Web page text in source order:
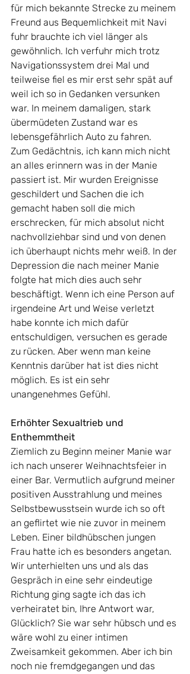
für mich bekannte Strecke zu meinem
Freund aus Bequemlichkeit mit Navi
fuhr brauchte ich viel länger als
gewöhnlich. Ich verfuhr mich trotz
Navigationssystem drei Mal und
teilweise fiel es mir erst sehr spät auf
weil ich so in Gedanken versunken
war. In meinem damaligen, stark
übermüdeten Zustand war es
lebensgefährlich Auto zu fahren.
Zum Gedächtnis, ich kann mich nicht
an alles erinnern was in der Manie
passiert ist. Mir wurden Ereignisse
geschildert und Sachen die ich
gemacht haben soll die mich
erschrecken, für mich absolut nicht
nachvollziehbar sind und von denen
ich überhaupt nichts mehr weiß. In der
Depression die nach meiner Manie
folgte hat mich dies auch sehr
beschäftigt. Wenn ich eine Person auf
irgendeine Art und Weise verletzt
habe konnte ich mich dafür
entschuldigen, versuchen es gerade
zu rücken. Aber wenn man keine
Kenntnis darüber hat ist dies nicht
möglich. Es ist ein sehr
unangenehmes Gefühl.
Erhöhter Sexualtrieb und
Enthemmtheit
Ziemlich zu Beginn meiner Manie war
ich nach unserer Weihnachtsfeier in
einer Bar. Vermutlich aufgrund meiner
positiven Ausstrahlung und meines
Selbstbewusstsein wurde ich so oft
an geflirtet wie nie zuvor in meinem
Leben. Einer bildhübschen jungen
Frau hatte ich es besonders angetan.
Wir unterhielten uns und als das
Gespräch in eine sehr eindeutige
Richtung ging sagte ich das ich
verheiratet bin, Ihre Antwort war,
Glücklich? Sie war sehr hübsch und es
wäre wohl zu einer intimen
Zweisamkeit gekommen. Aber ich bin
noch nie fremdgegangen und das